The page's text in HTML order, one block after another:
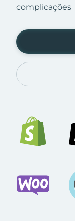
complicações